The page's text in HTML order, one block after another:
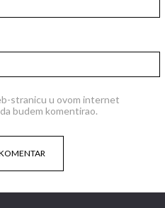
stranicu u ovom internet
budem komentirao.